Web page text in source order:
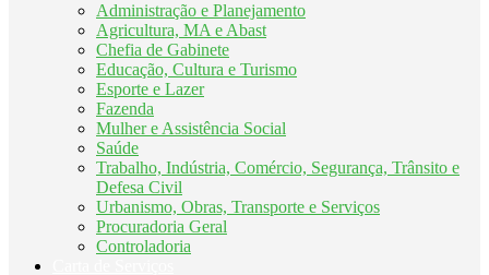
Administração e Planejamento
Agricultura, MA e Abast
Chefia de Gabinete
Educação, Cultura e Turismo
Esporte e Lazer
Fazenda
Mulher e Assistência Social
Saúde
Trabalho, Indústria, Comércio, Segurança, Trânsito e
Defesa Civil
Urbanismo, Obras, Transporte e Serviços
Procuradoria Geral
Controladoria